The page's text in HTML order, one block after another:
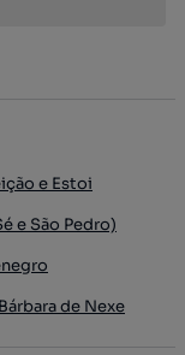
e Estoi
e São Pedro)
de Nexe